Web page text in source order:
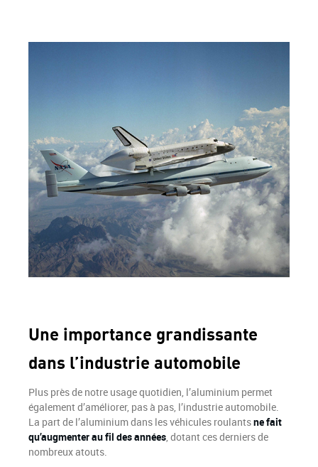
Une importance grandissante
dans l’industrie automobile
Plus près de notre usage quotidien, l’aluminium permet
également d’améliorer, pas à pas, l’industrie automobile.
La part de l’aluminium dans les véhicules roulantsne fait
qu’augmenter au fil des années , dotant ces derniers de
nombreux atouts.